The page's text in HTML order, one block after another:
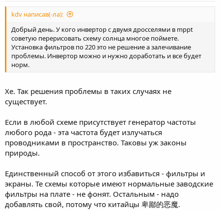
kdv написав(-ла):
Добрый день. У кого инвертор с двумя дросселями в mppt
советую перерисовать схему солнца многое поймете.
Установка фильтров по 220 это не решение а залечивание
проблемы. Инвертор можно и нужно доработать и все будет
норм.
Хе. Так решения проблемы в таких случаях не
существует.
Если в любой схеме присутствует генератор частоты
любого рода - эта частота будет излучаться
проводниками в пространство. Таковы уж законы
природы.
Единственный способ от этого избавиться - фильтры и
экраны. Те схемы которые имеют нормальные заводские
фильтры на плате - не фонят. Остальным - надо
добавлять свой, потому что китайцы 卑鄙的恶魔.